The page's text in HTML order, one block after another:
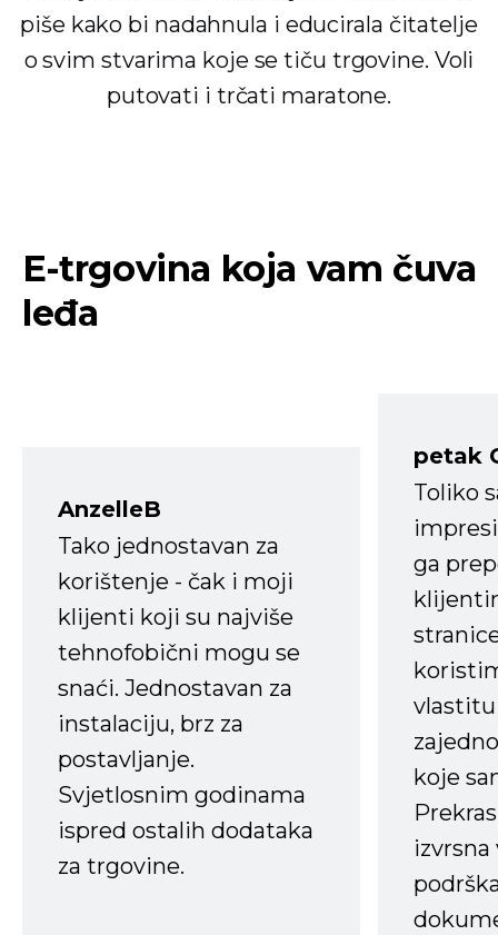
piše kako bi nadahnula i educirala čitatelje
o svim stvarima koje se tiču ​​trgovine. Voli
putovati i trčati maratone.
E-trgovina koja vam čuva
leđa
AnzelleB
Tako jednostavan za
korištenje - čak i moji
klijenti koji su najviše
tehnofobični mogu se
snaći. Jednostavan za
instalaciju, brz za
postavljanje.
Svjetlosnim godinama
ispred ostalih dodataka
za trgovine.
petak
Toliko
ga
koje